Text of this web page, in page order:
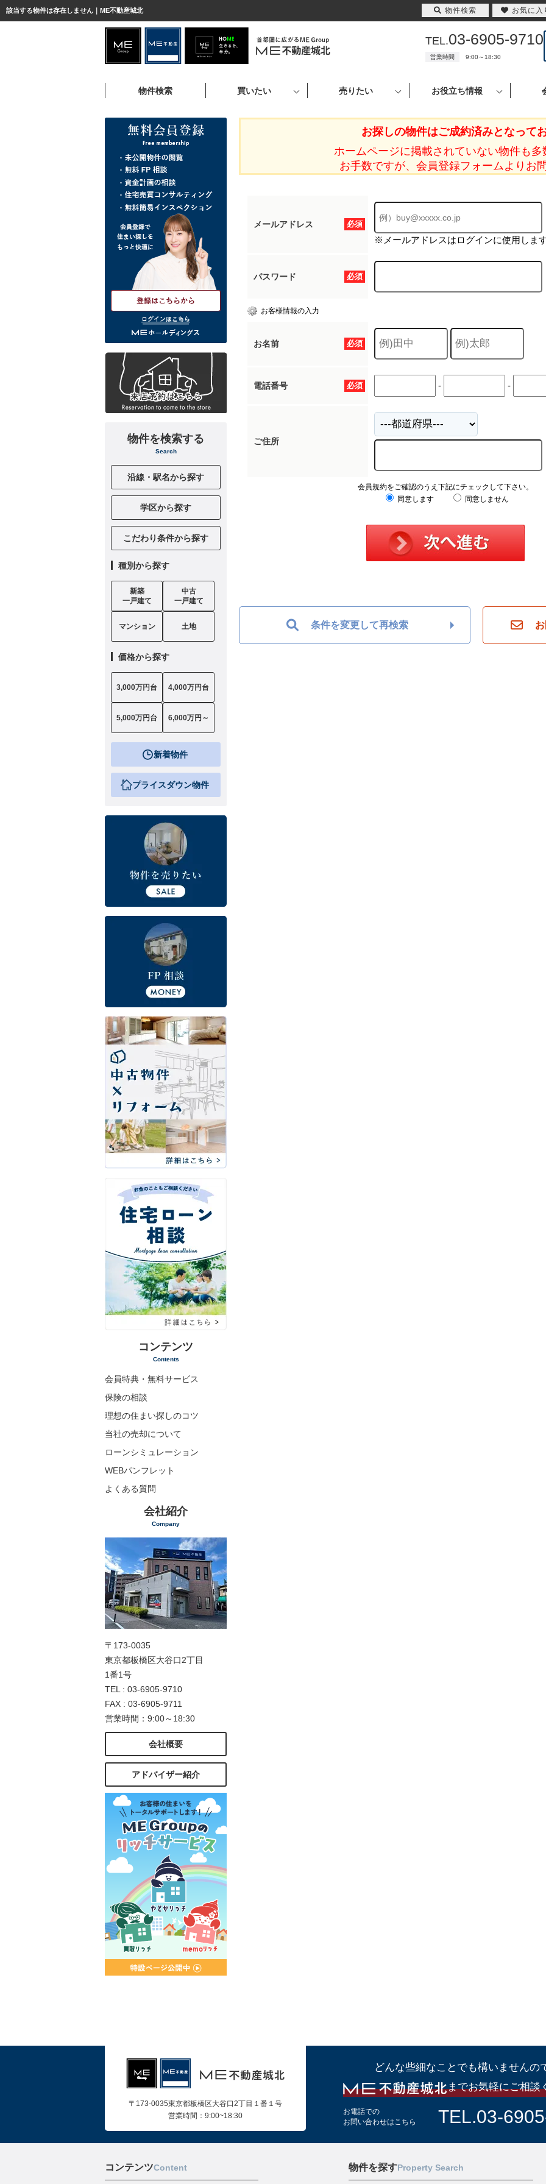
該当する物件は存在しません｜ME不動産城北
TEL.03-6905-9710
営業時間 9:00～18:30
物件検索 買いたい 売りたい お役立ち情報
お探しの物件はご成約済みとなってお
ホームページに掲載されていない物件も多
お手数ですが、会員登録フォームよりお
必須
メールアドレス
※メールアドレスはログインに使用します
必須
パスワード
お客様情報の入力
必須
お名前
必須
電話番号 - -
ご住所
会員規約をご確認のうえ下記にチェックして下さい。
同意します
同意しません
条件を変更して再検索
ログインはこちら
物件を検索する
Search
沿線・駅名から探す
学区から探す
こだわり条件から探す
種別から探す
新築
一戸建て
中古
一戸建て
マンション 土地
価格から探す
3,000万円台 4,000万円台
5,000万円台 6,000万円～
新着物件
プライスダウン物件
コンテンツ
Contents
会員特典・無料サービス
保険の相談
理想の住まい探しのコツ
当社の売却について
ローンシミュレーション
WEBパンフレット
よくある質問
会社紹介
Company
〒173-0035
東京都板橋区大谷口2丁目
1番1号
TEL : 03-6905-9710
FAX : 03-6905-9711
営業時間：9:00～18:30
会社概要
アドバイザー紹介
〒173-0035東京都板橋区大谷口2丁目１番１号
営業時間：9:00~18:30
どんな些細なことでも構いませんの
までお気軽にご相談
お電話での
お問い合わせはこちら
TEL.03-
コンテンツContent 物件を探すProperty Search
物件検索 お気に入